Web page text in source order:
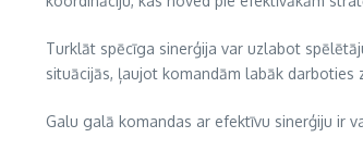
Turklāt spēcīga sinerģija var uzlabot
situācijās, ļaujot komandām labāk darboties
Galu galā komandas ar efektīvu sinerģiju ir